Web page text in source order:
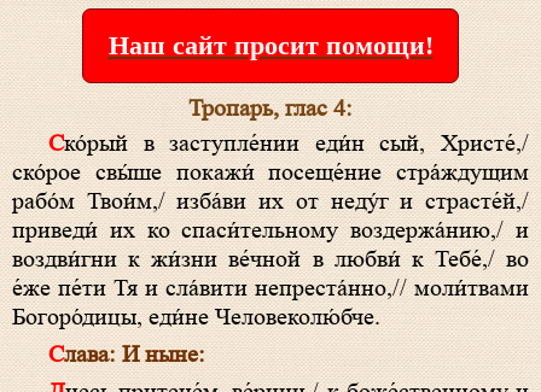
Наш сайт просит помощи!
Тропарь, глас 4:
Ско́рый в заступле́нии еди́н сый, Христе́,/
ско́рое свы́ше покажи́ посеще́ние стра́ждущим
рабо́м Твои́м,/ изба́ви их от неду́г и страсте́й,/
приведи́ их ко спаси́тельному воздержа́нию,/ и
воздви́гни к жи́зни ве́чной в любви́ к Тебе́,/ во
е́же пе́ти Тя и сла́вити непреста́нно,// моли́твами
Богоро́дицы, еди́не Человеколю́бче.
Слава:И ныне: